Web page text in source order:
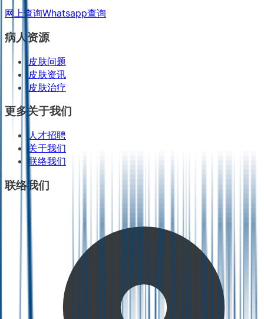
网上查询Whatsapp查询
病人资源
皮肤问题
皮肤资讯
皮肤治疗
更多关于我们
人才招聘
关于我们
联络我们
联络我们